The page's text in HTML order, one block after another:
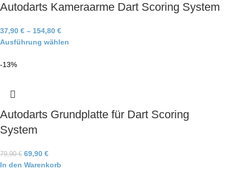
Autodarts Kameraarme Dart Scoring System
37,90 € – 154,80 €
Ausführung wählen
-13%
Autodarts Grundplatte für Dart Scoring
System
79,90€ 69,90 €
In den Warenkorb